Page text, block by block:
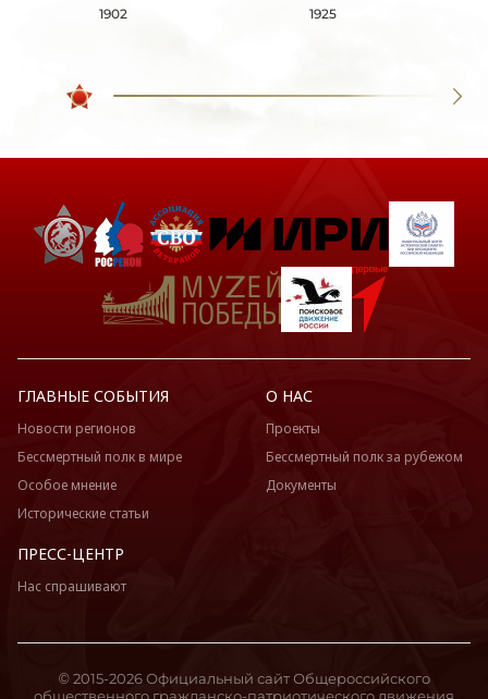
1902 1925
ГЛАВНЫЕ СОБЫТИЯ
Новости регионов
Бессмертный полк в мире
Особое мнение
Исторические статьи
О НАС
Проекты
Бессмертный полк за рубежом
Документы
ПРЕСС-ЦЕНТР
Нас спрашивают
© 2015-2026 Официальный сайт Общероссийского